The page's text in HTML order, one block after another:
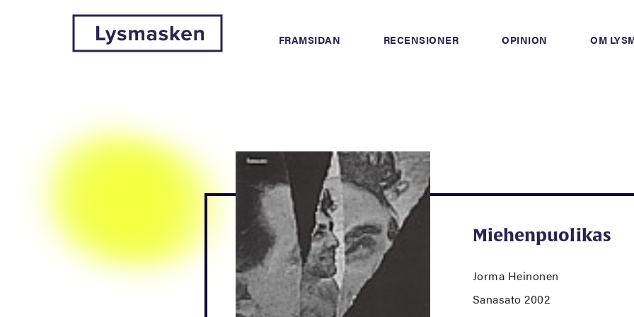
FRAMSIDAN RECENSIONER OPINION OM
Miehenpuolikas
Jorma Heinonen
Sanasato 2002